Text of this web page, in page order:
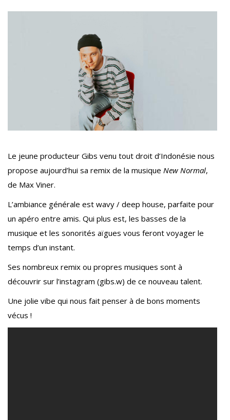
Le jeune producteur Gibs venu tout droit d’Indonésie nous
propose aujourd’hui sa remix de la musique New Normal,
de Max Viner.
L’ambiance générale est wavy / deep house, parfaite pour
un apéro entre amis. Qui plus est, les basses de la
musique et les sonorités aïgues vous feront voyager le
temps d’un instant.
Ses nombreux remix ou propres musiques sont à
découvrir sur l’instagram (gibs.w) de ce nouveau talent.
Une jolie vibe qui nous fait penser à de bons moments
vécus !